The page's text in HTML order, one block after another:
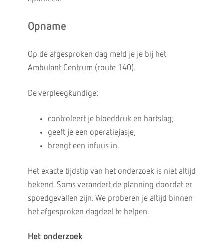
Opname
Op de afgesproken dag meld je je bij het
Ambulant Centrum (route 140).
De verpleegkundige:
controleert je bloeddruk en hartslag;
geeft je een operatiejasje;
brengt een infuus in.
Het exacte tijdstip van het onderzoek is niet altijd
bekend. Soms verandert de planning doordat er
spoedgevallen zijn. We proberen je altijd binnen
het afgesproken dagdeel te helpen.
Het onderzoek